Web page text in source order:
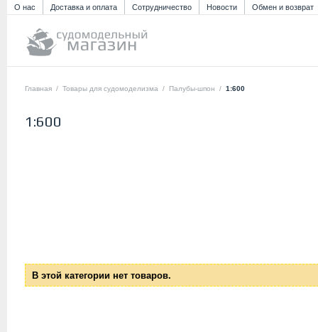
О нас Доставка и оплата Сотрудничество Новости Обмен и возврат
Главная / Товары для судомоделизма / Палубы-шпон / 1:600
1:600
В этой категории нет товаров.